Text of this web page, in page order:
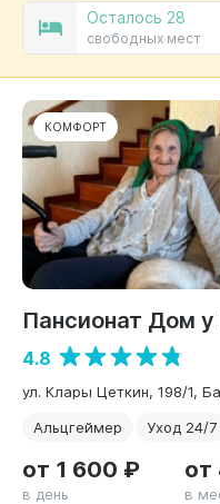
Осталось 28
свободных мест
КОМФОРТ
Пансионат Дом у
4.8
ул. Клары Цеткин, 198/1,
Альцгеймер
Уход 24/7
от 1 600 ₽
в день
от
в